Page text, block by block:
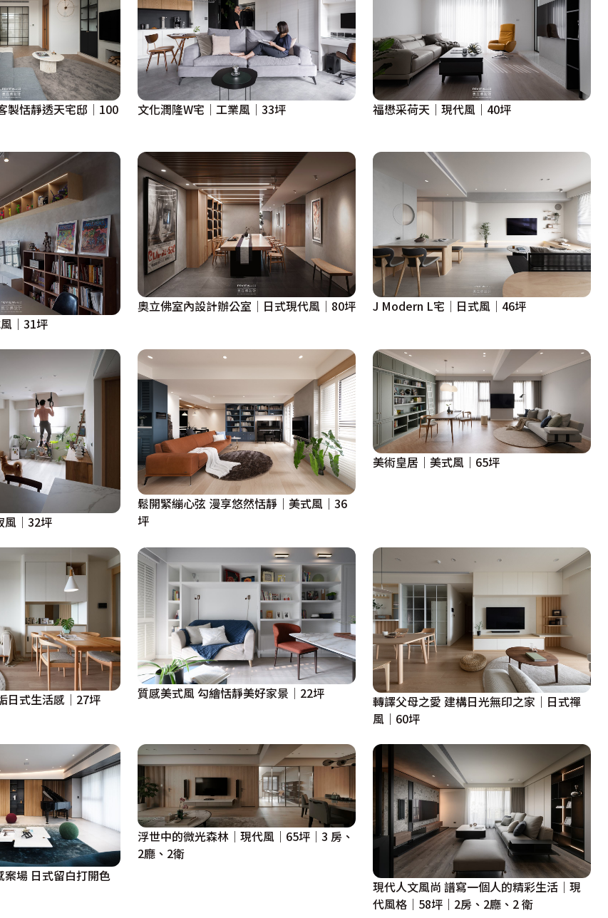
製恬靜透天宅邸│100
文化潤隆W宅│工業風│33坪 福懋采荷天｜現代風｜40坪
｜31坪
奧立佛室內設計辦公室│日式現代風│80坪 J Modern L宅│日式風│46坪
風│32坪
鬆開緊繃心弦 漫享悠然恬靜｜美式風｜36
坪
美術皇居｜美式風｜65坪
日式生活感│27坪 質感美式風 勾繪恬靜美好家景│22坪
轉譯父母之愛 建構日光無印之家｜日式禪
風｜60坪
案場 日式留白打開色
浮世中的微光森林｜現代風｜65坪｜3 房、
2廳、2衛
現代人文風尚 譜寫一個人的精彩生活｜現
代風格｜58坪｜2房、2廳、2 衛